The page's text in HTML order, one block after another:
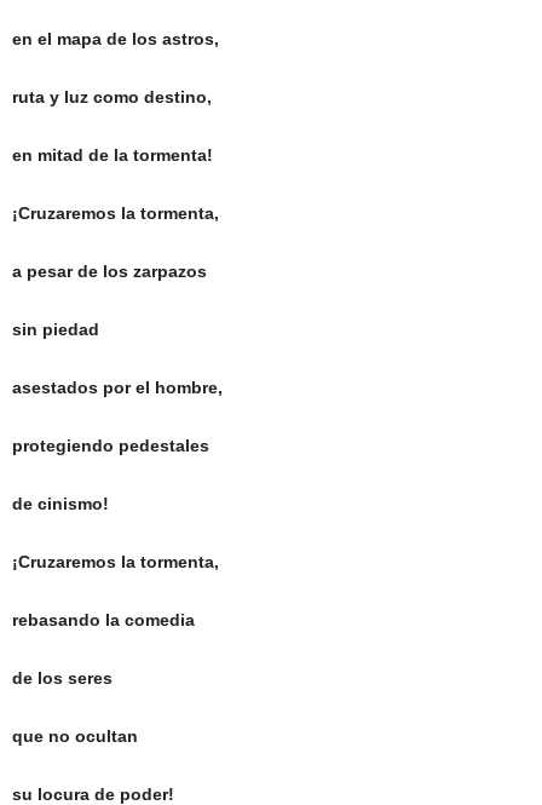
en el mapa de los astros,
ruta y luz como destino,
en mitad de la tormenta!
¡Cruzaremos la tormenta,
a pesar de los zarpazos
sin piedad
asestados por el hombre,
protegiendo pedestales
de cinismo!
¡Cruzaremos la tormenta,
rebasando la comedia
de los seres
que no ocultan
su locura de poder!